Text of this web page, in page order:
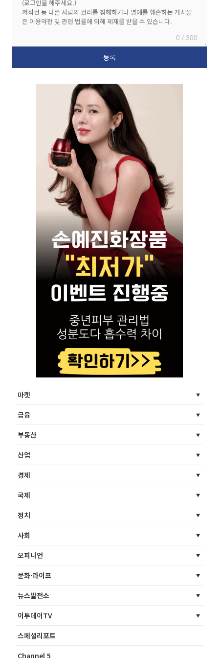
0 / 300
마켓
금융
부동산
산업
경제
국제
정치
사회
오피니언
문화·라이프
뉴스발전소
이투데이TV
스페셜리포트
Channel 5